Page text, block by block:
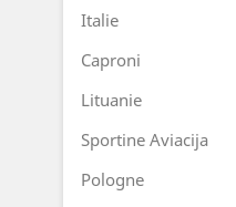
Italie
Caproni
Lituanie
Sportine Aviacija
Pologne